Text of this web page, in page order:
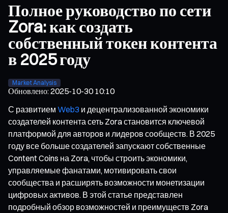
Полное руководство по сети
Zora: как создать
собственный токен контента
в 2025 году
Market Analysis
Обновлено:2025-10-30 10:10
С развитием Web3 и децентрализованной экономики
создателей контента сеть Zora становится ключевой
платформой для авторов и лидеров сообществ. В 2025
году все больше создателей запускают собственные
Content Coins на Zora, чтобы строить экономики,
управляемые фанатами, мотивировать свои
сообщества и расширять возможности монетизации
цифровых активов. В этой статье представлен
подробный обзор возможностей и преимуществ Zora